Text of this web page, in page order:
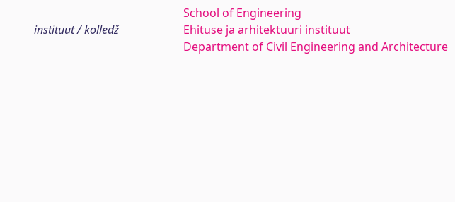
School of Engineering
instituut / kolledž
Ehituse ja arhitektuuri instituut
Department of Civil Engineering and Architecture